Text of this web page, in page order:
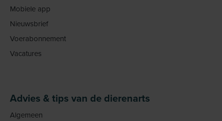
Mobiele app
Nieuwsbrief
Voerabonnement
Vacatures
Advies & tips van de dierenarts
Algemeen